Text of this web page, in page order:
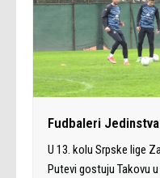
Fudbaleri
U 13. kolu Srpske lige
Putevi gostuju Takovu